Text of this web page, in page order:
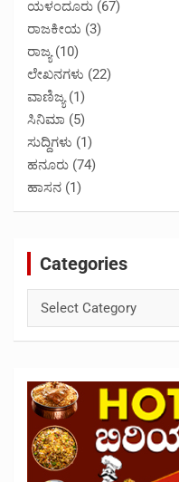
ಯಳಂದೂರು (67)
ರಾಜಕೀಯ (3)
ರಾಜ್ಯ(10)
ಲೇಖನಗಳು (22)
ವಾಣಿಜ್ಯ(1)
ಸಿನಿಮಾ (5)
ಸುದ್ದಿಗಳು (1)
ಹನೂರು (74)
ಹಾಸನ (1)
Categories